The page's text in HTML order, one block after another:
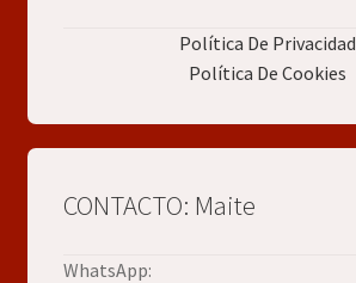
Política De Privacidad
Política De Cookies
CONTACTO: Maite
WhatsApp: